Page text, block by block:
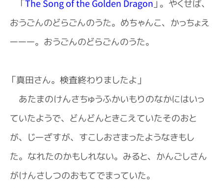
「The Song of the Golden Dragon」。やくせば、
おうごんのどらごんのうた。めちゃんこ、かっちょえ
ーーー。おうごんのどらごんのうた。
「真田さん。検査終わりましたよ」
あたまのけんさちゅうふかいもりのなかにはいっ
ていたようで、どんどんときこえていたそのおと
が、じーざすが、すこしおさまったようなきもし
た。なれたのかもしれない。みると、かんごしさん
がけんさしつのおもてでまっていた。